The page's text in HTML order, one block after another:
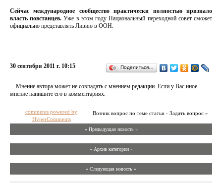
Сейчас международное сообщество практически полностью признало
власть повстанцев. Уже в этом году Национальный переходной совет сможет
официально представлять Ливию в ООН.
30 сентября 2011 г. 10:15 Поделиться…
Мнение автора может не совпадать с мнением редакции. Если у Вас иное
мнение напишите его в комментариях.
Возник вопрос по теме статьи - Задать вопрос »
comments powered by
HyperComments
« Предыдущая новость «
» Архив категории «
» Следующая новость »